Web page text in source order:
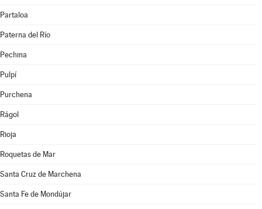
Partaloa
Paterna del Río
Pechina
Pulpí
Purchena
Rágol
Rioja
Roquetas de Mar
Santa Cruz de Marchena
Santa Fe de Mondújar